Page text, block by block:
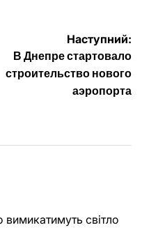
Наступний:
В Днепре стартовало
строительство нового
аэропорта
вимикатимуть світло